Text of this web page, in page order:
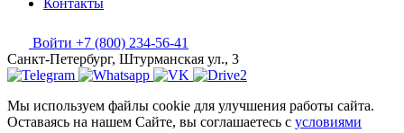
Контакты
Войти +7 (800) 234-56-41
Санкт-Петербург, Штурманская ул., 3
Мы используем файлы cookie для улучшения работы сайта.
Оставаясь на нашем Сайте, вы соглашаетесь с условиями